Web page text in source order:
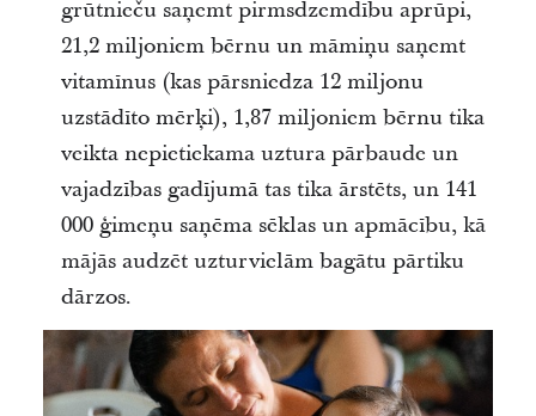
grūtnieču saņemt pirmsdzemdību aprūpi,
21,2 miljoniem bērnu un māmiņu saņemt
vitamīnus (kas pārsniedza 12 miljonu
uzstādīto mērķi), 1,87 miljoniem bērnu tika
veikta nepietiekama uztura pārbaude un
vajadzības gadījumā tas tika ārstēts, un 141
000 ģimeņu saņēma sēklas un apmācību, kā
mājās audzēt uzturvielām bagātu pārtiku
dārzos.